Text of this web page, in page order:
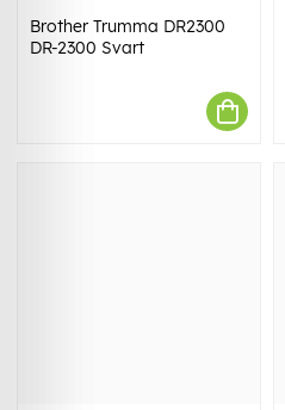
Brother Trumma DR2300
DR-2300 Svart